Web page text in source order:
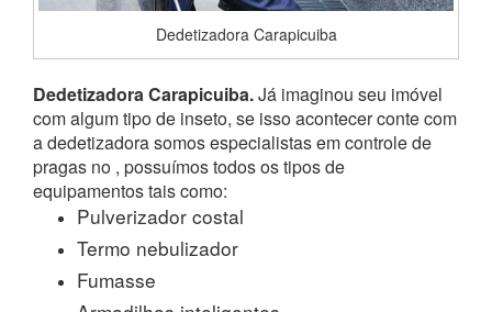
Dedetizadora Carapicuiba
Dedetizadora Carapicuiba.Já imaginou seu imóvel
com algum tipo de inseto, se isso acontecer conte com
a dedetizadora somos especialistas em controle de
pragas no , possuímos todos os tipos de
equipamentos tais como:
Pulverizador costal
Termo nebulizador
Fumasse